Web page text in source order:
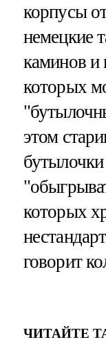
корпусы
немецкие
каминов
которых
этом
которых
говорит
ЧИТАЙТЕ